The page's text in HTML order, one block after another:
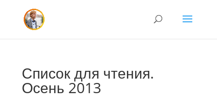
Список для чтения.
Осень 2013